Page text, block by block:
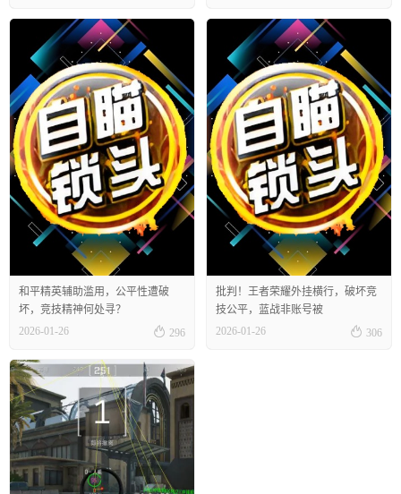
和平精英辅助滥用，公平性遭破
坏，竞技精神何处寻？
2026-01-26
 296
批判！王者荣耀外挂横行，破坏竞
技公平，蓝战非账号被
2026-01-26
 306